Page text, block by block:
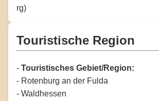
rg)
Touristische Region
- Touristisches Gebiet/Region:
- Rotenburg an der Fulda
- Waldhessen